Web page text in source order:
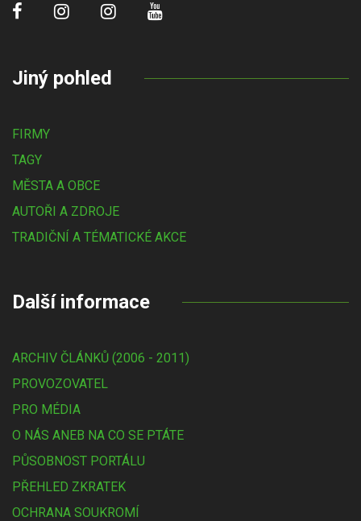
Jiný pohled
FIRMY
TAGY
MĚSTA A OBCE
AUTOŘI A ZDROJE
TRADIČNÍ A TÉMATICKÉ AKCE
Další informace
ARCHIV ČLÁNKŮ (2006 - 2011)
PROVOZOVATEL
PRO MÉDIA
O NÁS ANEB NA CO SE PTÁTE
PŮSOBNOST PORTÁLU
PŘEHLED ZKRATEK
OCHRANA SOUKROMÍ